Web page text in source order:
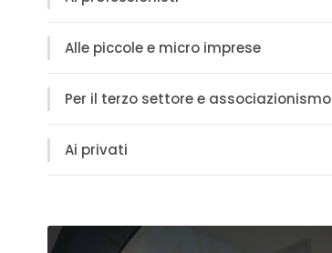
Alle piccole e micro imprese
Per il terzo settore e associazionismo
Ai privati